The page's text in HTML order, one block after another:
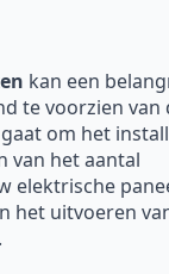
kan een
te voorzien van
om het
van het aantal
elektrische
het uitvoeren
.